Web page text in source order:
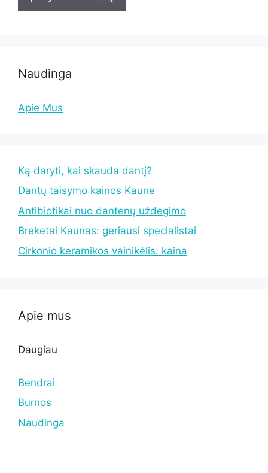
Naudinga
Apie Mus
Ką daryti, kai skauda dantį?
Dantų taisymo kainos Kaune
Antibiotikai nuo dantenų uždegimo
Breketai Kaunas: geriausi specialistai
Cirkonio keramikos vainikėlis: kaina
Apie mus
Daugiau
Bendrai
Burnos
Naudinga